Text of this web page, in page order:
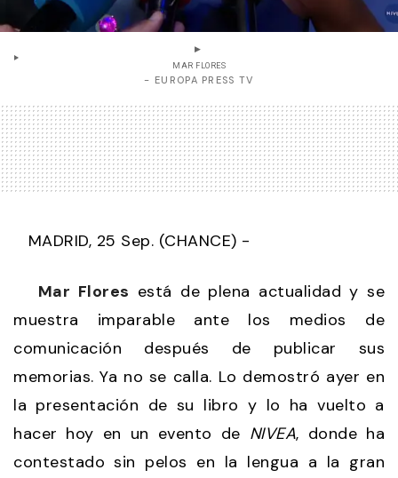
MAR FLORES
- EUROPA PRESS TV
MADRID, 25 Sep. (CHANCE) -
Mar Flores está de plena actualidad y se
muestra imparable ante los medios de
comunicación después de publicar sus
memorias. Ya no se calla. Lo demostró ayer en
la presentación de su libro y lo ha vuelto a
hacer hoy en un evento de NIVEA, donde ha
contestado sin pelos en la lengua a la gran